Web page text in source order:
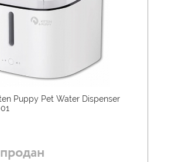
Puppy Pet Water Dispenser